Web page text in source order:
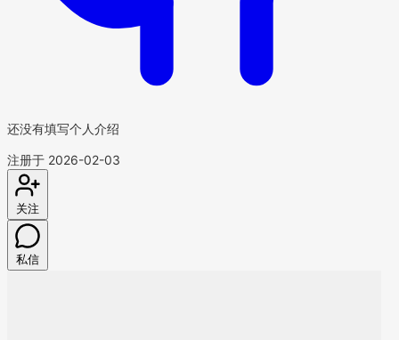
还没有填写个人介绍
注册于 2026-02-03
关注
私信